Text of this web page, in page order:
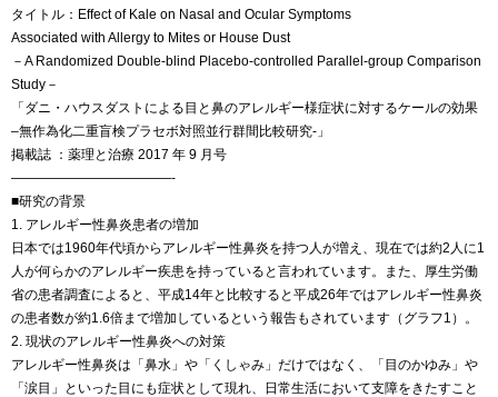
タイトル：Effect of Kale on Nasal and Ocular Symptoms
Associated with Allergy to Mites or House Dust
－A Randomized Double-blind Placebo-controlled Parallel-group Comparison
Study－
「ダニ・ハウスダストによる目と鼻のアレルギー様症状に対するケールの効果
–無作為化二重盲検プラセボ対照並行群間比較研究-」
掲載誌 ：薬理と治療 2017 年 9 月号
————————————-
■研究の背景
1. アレルギー性鼻炎患者の増加
日本では1960年代頃からアレルギー性鼻炎を持つ人が増え、現在では約2人に1
人が何らかのアレルギー疾患を持っていると言われています。また、厚生労働
省の患者調査によると、平成14年と比較すると平成26年ではアレルギー性鼻炎
の患者数が約1.6倍まで増加しているという報告もされています（グラフ1）。
2. 現状のアレルギー性鼻炎への対策
アレルギー性鼻炎は「鼻水」や「くしゃみ」だけではなく、「目のかゆみ」や
「涙目」といった目にも症状として現れ、日常生活において支障をきたすこと